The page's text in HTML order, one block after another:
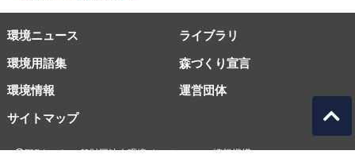
環境ニュース ライブラリ
環境用語集 森づくり宣言
環境情報
サイトマップ
運営団体
EICネット 一般財団法人環境イノベーション情報機構